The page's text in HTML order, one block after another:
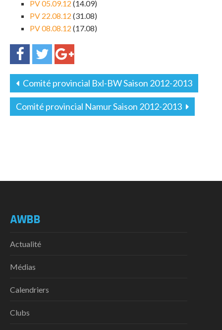
PV 05.09.12 (14.09)
PV 22.08.12 (31.08)
PV 08.08.12 (17.08)
Comité provincial Bxl-BW Saison 2012-2013
Comité provincial Namur Saison 2012-2013
AWBB
Actualité
Médias
Calendriers
Clubs